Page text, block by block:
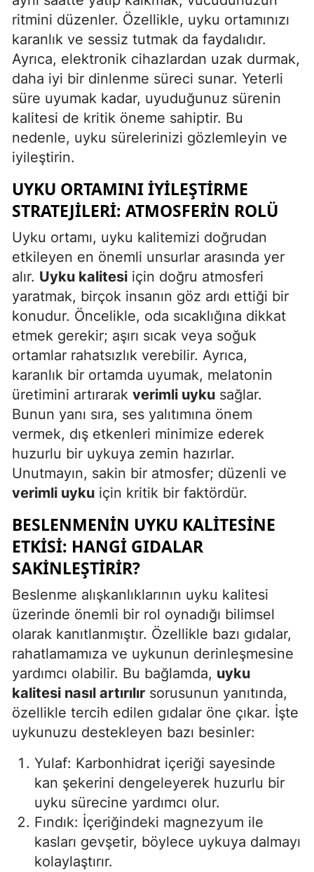
Yozgat
Zonguldak
Aksaray
Bayburt
Karaman
Batman
Bartın
Ardahan
Iğdır
Yalova
Karabük
Kilis
Osmaniye
Düzce
ritmini düzenler. Özellikle, uyku ortamınızı
karanlık ve sessiz tutmak da faydalıdır.
Ayrıca, elektronik cihazlardan uzak durmak,
daha iyi bir dinlenme süreci sunar. Yeterli
süre uyumak kadar, uyuduğunuz sürenin
kalitesi de kritik öneme sahiptir. Bu
nedenle, uyku sürelerinizi gözlemleyin ve
iyileştirin.
UYKU ORTAMINI İYILEŞTIRME
STRATEJILERI: ATMOSFERIN ROLÜ
Uyku ortamı, uyku kalitemizi doğrudan
etkileyen en önemli unsurlar arasında yer
alır. Uyku kalitesi için doğru atmosferi
yaratmak, birçok insanın göz ardı ettiği bir
konudur. Öncelikle, oda sıcaklığına dikkat
etmek gerekir; aşırı sıcak veya soğuk
ortamlar rahatsızlık verebilir. Ayrıca,
karanlık bir ortamda uyumak, melatonin
üretimini artırarak verimli uyku sağlar.
Bunun yanı sıra, ses yalıtımına önem
vermek, dış etkenleri minimize ederek
huzurlu bir uykuya zemin hazırlar.
Unutmayın, sakin bir atmosfer; düzenli ve
verimli uyku için kritik bir faktördür.
BESLENMENIN UYKU KALITESINE
ETKISI: HANGI GIDALAR
SAKINLEŞTIRIR?
Beslenme alışkanlıklarının uyku kalitesi
üzerinde önemli bir rol oynadığı bilimsel
olarak kanıtlanmıştır. Özellikle bazı gıdalar,
rahatlamamıza ve uykunun derinleşmesine
yardımcı olabilir. Bu bağlamda, uyku
kalitesi nasıl artırılır sorusunun yanıtında,
özellikle tercih edilen gıdalar öne çıkar. İşte
uykunuzu destekleyen bazı besinler:
Yulaf: Karbonhidrat içeriği sayesinde
kan şekerini dengeleyerek huzurlu bir
uyku sürecine yardımcı olur.
Fındık: İçeriğindeki magnezyum ile
kasları gevşetir, böylece uykuya dalmayı
kolaylaştırır.